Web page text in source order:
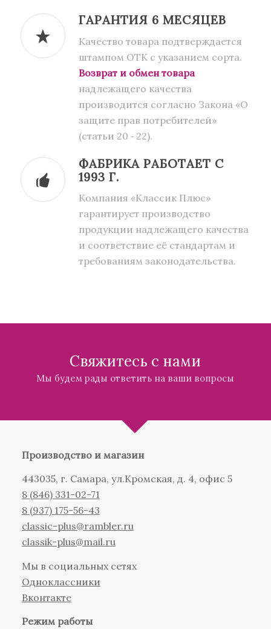
ГАРАНТИЯ 6 МЕСЯЦЕВ
Качество товара подтверждается
штампом ОТК с указанием сорта.
Возврат и обмен товара
надлежащего качества
производится согласно Закона «О
защите прав потребителей»
(статьи 20 ‑ 22).
ФАБРИКА РАБОТАЕТ С
1993 Г.
Компания «Классик Плюс»
гарантирует производство
продукции надлежащего качества
и соответствие её стандартам и
требованиям законодательства.
Свяжитесь с нами
Мы будем рады ответить на ваши вопросы
Производство и магазин
443035, г. Самара, ул.Кромская, д. 4, офис 5
8 (846) 331-02-71
8 (937) 175-56-43
сlassic-plus@rambler.ru
classik-plus@mail.ru
Мы в социальных сетях
Одноклассники
Вконтакте
Режим работы